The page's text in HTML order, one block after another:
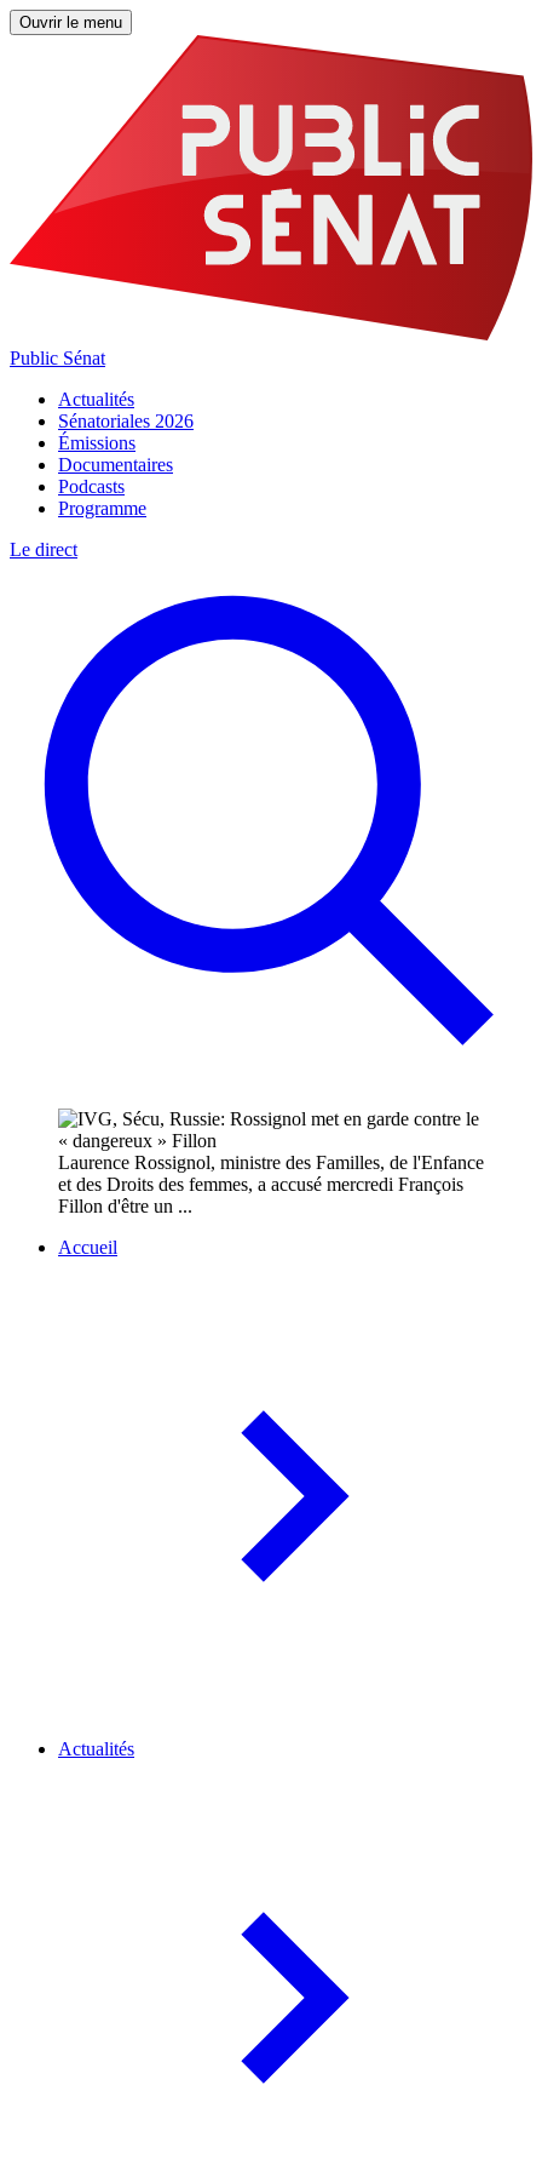
Ouvrir le menu
Public Sénat
Actualités
Sénatoriales 2026
Émissions
Documentaires
Podcasts
Programme
Le direct
Laurence Rossignol, ministre des Familles, de l'Enfance
et des Droits des femmes, a accusé mercredi François
Fillon d'être un ...
Accueil
Actualités